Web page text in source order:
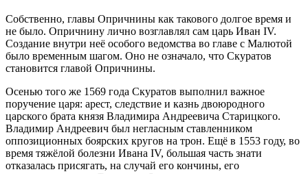
Собственно, главы Опричнины как такового долгое время и
не было. Опричнину лично возглавлял сам царь Иван IV.
Создание внутри неё особого ведомства во главе с Малютой
было временным шагом. Оно не означало, что Скуратов
становится главой Опричнины.
Осенью того же 1569 года Скуратов выполнил важное
поручение царя: арест, следствие и казнь двоюродного
царского брата князя Владимира Андреевича Старицкого.
Владимир Андреевич был негласным ставленником
оппозиционных боярских кругов на трон. Ещё в 1553 году, во
время тяжёлой болезни Ивана IV, большая часть знати
отказалась присягать, на случай его кончины, его